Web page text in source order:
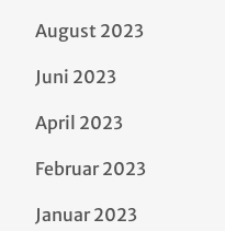
August 2023
Juni 2023
April 2023
Februar 2023
Januar 2023